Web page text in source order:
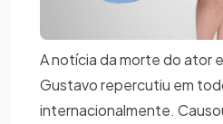
A notícia da morte do ator
Gustavo repercutiu em
internacionalmente.